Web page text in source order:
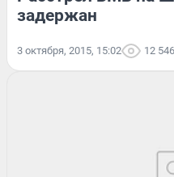
задержан
3 октября, 2015, 15:02 12 546